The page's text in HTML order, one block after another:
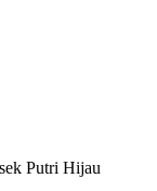
Putri Hijau